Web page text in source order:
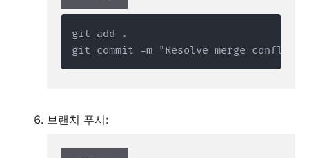
git add .
git commit -m "Resolve merge
브랜치 푸시: